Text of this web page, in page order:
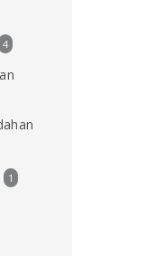
4
1